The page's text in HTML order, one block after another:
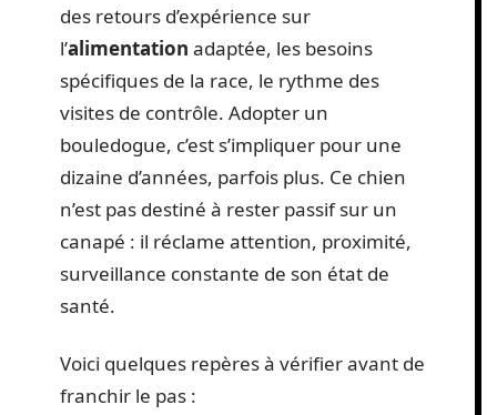
des retours d’expérience sur
l’alimentation adaptée, les besoins
spécifiques de la race, le rythme des
visites de contrôle. Adopter un
bouledogue, c’est s’impliquer pour une
dizaine d’années, parfois plus. Ce chien
n’est pas destiné à rester passif sur un
canapé : il réclame attention, proximité,
surveillance constante de son état de
santé.
Voici quelques repères à vérifier avant de
franchir le pas :